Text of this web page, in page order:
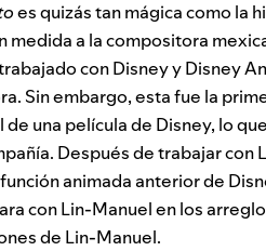
es quizás tan mágica como la
medida a la compositora
con Disney y Disney
Sin embargo, esta fue la
una película de Disney, lo
Después de trabajar con
animada anterior de
con Lin-Manuel en los
de Lin-Manuel.